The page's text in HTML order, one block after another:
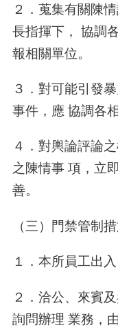
２．蒐集有關陳
長指揮下， 協調
報相關單位。
３．對可能引發
事件，應 協調各
４．對輿論評論
之陳情事 項，立
善。
（三）門禁管制
１．本所員工出
２．洽公、來賓
詢問辦理 業務，